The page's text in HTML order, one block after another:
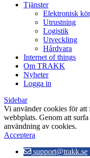
Tjänster
Elektronisk
Utrustning
Logistik
Utveckling
Hårdvara
Internet of things
Om TRAKK
Nyheter
Logga in
Sidebar
Vi använder cookies för att
webbplats. Genom att
användning av cookies.
Acceptera
support@trakk.se